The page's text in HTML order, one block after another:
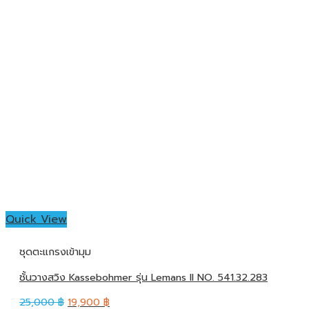
Quick View
ชุดตะแกรงเข้ามุม
ชั้นวางสวิง Kassebohmer รุ่น Lemans II NO. 541.32.283
25,000฿ 19,900 ฿